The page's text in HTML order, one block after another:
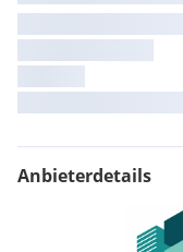
Anbieterdetails